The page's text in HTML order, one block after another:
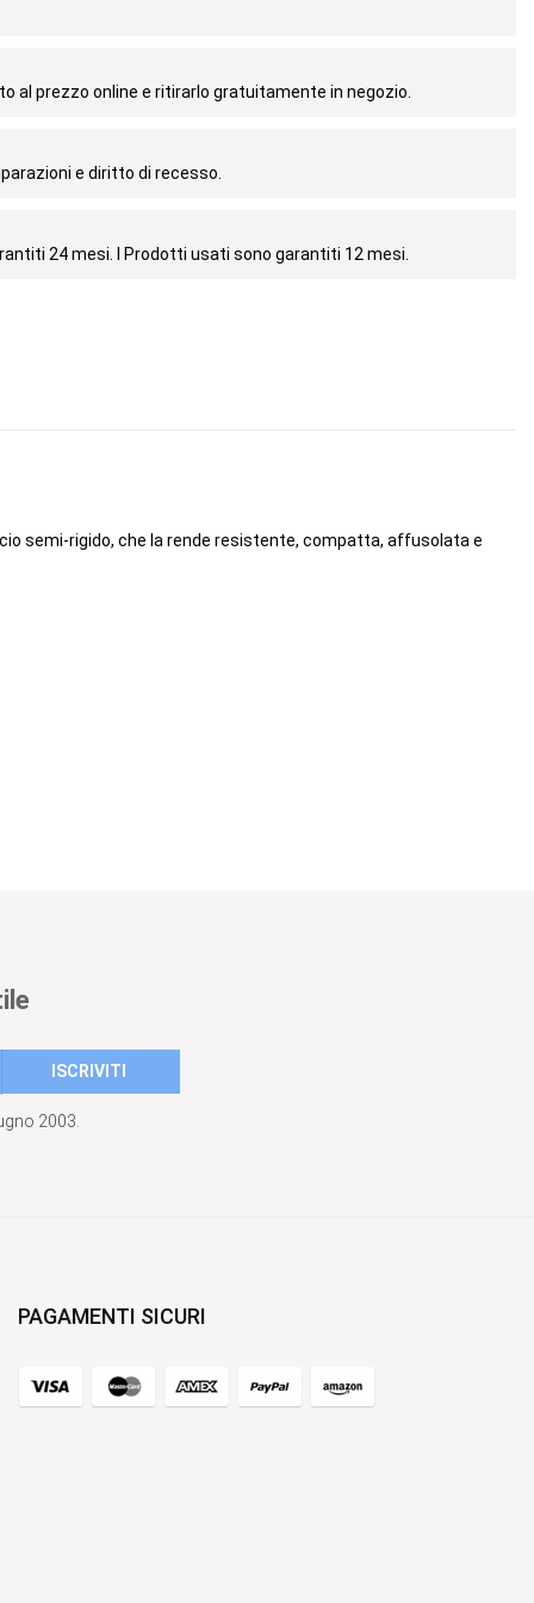
al prezzo online e ritirarlo gratuitamente in negozio.
e diritto di recesso.
24 mesi. I Prodotti usati sono garantiti 12 mesi.
semi-rigido, che la rende resistente, compatta, affusolata e
2003.
PAGAMENTI SICURI